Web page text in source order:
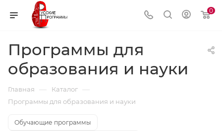
0
Программы для
образования и науки
Главная — Каталог —
Программы для образования и науки
Обучающие программы